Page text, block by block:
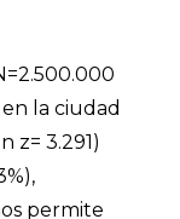
la ciudad
z= 3.291)
permite